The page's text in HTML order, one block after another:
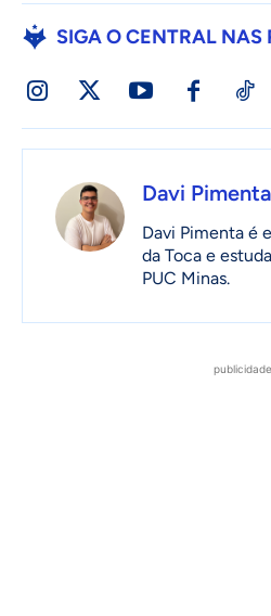
SIGA O CENTRAL NAS
Davi Pimenta
Davi Pimenta é
da Toca e
PUC Minas.
publicidade